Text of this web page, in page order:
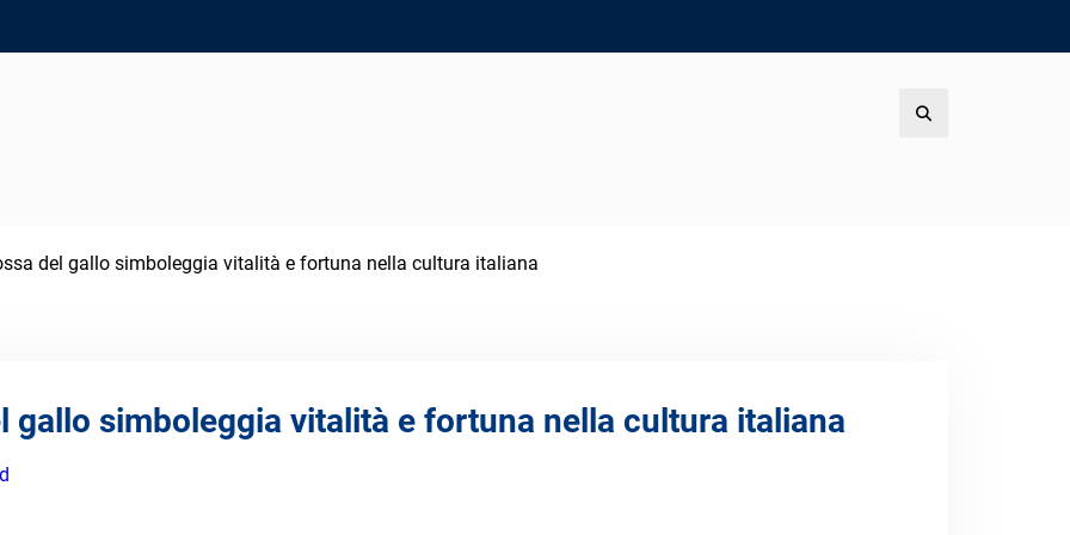
del gallo simboleggia vitalità e fortuna nella cultura italiana
gallo simboleggia vitalità e fortuna nella cultura italiana